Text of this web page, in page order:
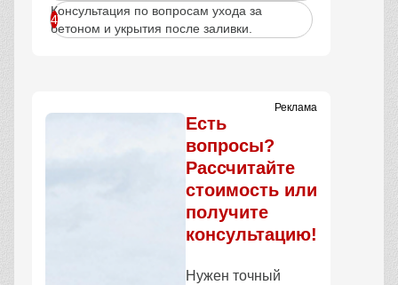
Консультация по вопросам ухода за
бетоном и укрытия после заливки.
Реклама
Есть
вопросы?
Рассчитайте
стоимость или
получите
консультацию!
Нужен точный